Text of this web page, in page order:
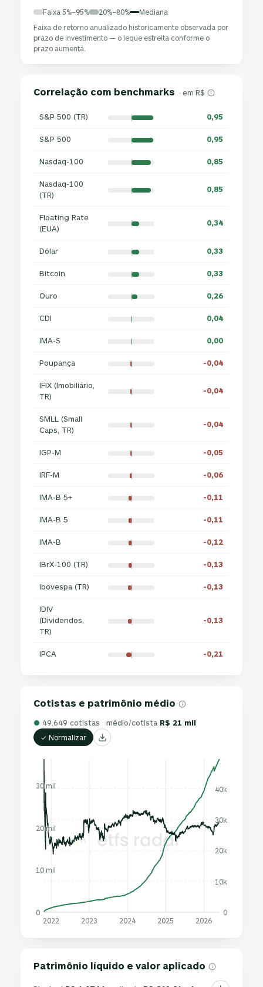
Faixa 5%–95% 20%–80%
Mediana
Faixa de retorno anualizado historicamente observada por
prazo de investimento — o leque estreita conforme o
prazo aumenta.
Correlação com benchmarks · em R$
S&P 500 (TR) 0,95
S&P 500 0,95
Nasdaq-100 0,85
Nasdaq-100
(TR)
0,85
Floating Rate
(EUA)
0,34
Dólar 0,33
Bitcoin 0,33
Ouro 0,26
CDI 0,04
IMA-S 0,00
Poupança -0,04
IFIX (Imobiliário,
TR)
-0,04
SMLL (Small
Caps, TR)
-0,04
IGP-M -0,05
IRF-M -0,06
IMA-B 5+ -0,11
IMA-B 5 -0,11
IMA-B -0,12
IBrX-100 (TR) -0,13
Ibovespa (TR) -0,13
IDIV
(Dividendos,
TR)
-0,13
IPCA -0,21
Cotistas e patrimônio médio
● 49.649 cotistas · médio/cotista R$ 21 mil
✓ Normalizar
0
10k
20k
30k
40k
0
10 mil
20 mil
30 mil
2022 2023 2024 2025 2026
Patrimônio líquido e valor aplicado